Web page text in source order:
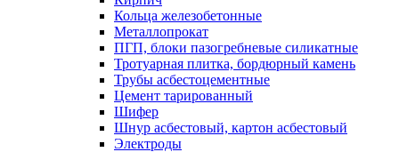
Кольца железобетонные
Металлопрокат
ПГП, блоки пазогребневые силикатные
Тротуарная плитка, бордюрный камень
Трубы асбестоцементные
Цемент тарированный
Шифер
Шнур асбестовый, картон асбестовый
Электроды